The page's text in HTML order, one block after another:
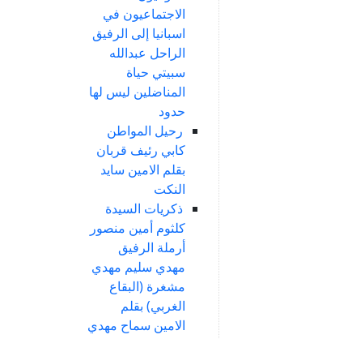
الاجتماعيون في
اسبانيا إلى الرفيق
الراحل عبدالله
سبيتي حياة
المناضلين ليس لها
حدود
رحيل المواطن
كابي رئيف قربان
بقلم الامين سايد
النكت
ذكريات السيدة
كلثوم أمين منصور
أرملة الرفيق
مهدي سليم مهدي
مشغرة (البقاع
الغربي) بقلم
الامين سماح مهدي